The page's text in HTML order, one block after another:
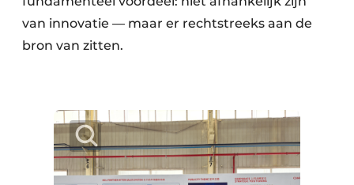
van innovatie — maar er rechtstreeks aan de
bron van zitten.